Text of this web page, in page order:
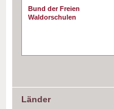
Bund der Freien
Waldorschulen
Länder